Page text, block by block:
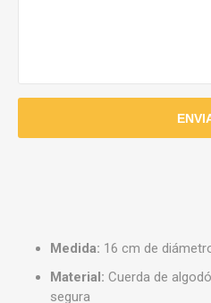
Medida: 16 cm de
Material: Cuerda de
segura